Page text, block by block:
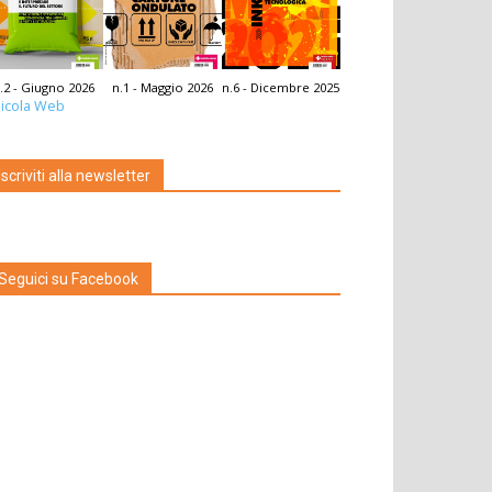
- Giugno 2026 n.1 - Maggio 2026 n.6 - Dicembre 2025
Web
alla newsletter
su Facebook